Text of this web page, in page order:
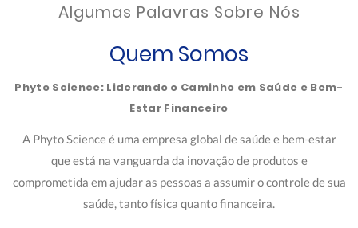
Algumas Palavras Sobre Nós
Quem Somos
Phyto Science: Liderando o Caminho em Saúde e Bem-
Estar Financeiro
A Phyto Science é uma empresa global de saúde e bem-estar
que está na vanguarda da inovação de produtos e
comprometida em ajudar as pessoas a assumir o controle de sua
saúde, tanto física quanto financeira.